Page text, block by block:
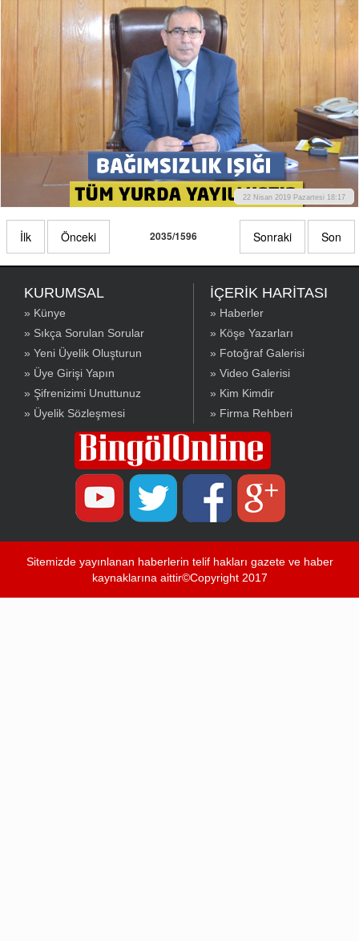
22 Nisan 2019 Pazartesi 18:17
İlk Önceki 2035/1596 Sonraki Son
KURUMSAL
» Künye
» Sıkça Sorulan Sorular
» Yeni Üyelik Oluşturun
» Üye Girişi Yapın
» Şifrenizimi Unuttunuz
» Üyelik Sözleşmesi
İÇERİK HARİTASI
» Haberler
» Köşe Yazarları
» Fotoğraf Galerisi
» Video Galerisi
» Kim Kimdir
» Firma Rehberi
Sitemizde yayınlanan haberlerin telif hakları gazete ve haber
kaynaklarına aittir©Copyright 2017